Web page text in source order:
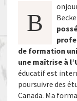
B
de formation
une maîtrise à
éducatif est
poursuivre des
Canada. Ma